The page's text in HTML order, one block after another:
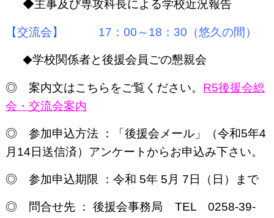
◆主事及び専攻科長による学校近況報告
【交流会】 17：00～18：30 （悠久の間）
◆学校関係者と後援会員ごの懇親会
◎ 案内文はこちらをご覧ください。 R5後援会総
会・交流会案内
◎ 参加申込方法 ：「後援会メール」（令和5年4
月14日送信済）アンケートからお申込み下さい。
◎ 参加申込期限 ：令和 5年 5 月 7日（日）まで
◎ 問合せ先 ： 後援会事務局 TEL 0258-39-